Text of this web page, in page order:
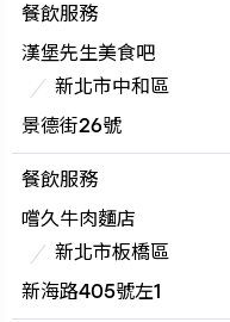
餐飲服務
漢堡先生美食吧
新北市中和區
景德街26號
餐飲服務
嚐久牛肉麵店
新北市板橋區
新海路405號左1